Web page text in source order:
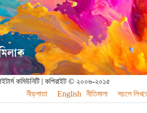
কমিউনিটি | কপিরাইট © ২০০৬-২০১৫
নীড়পাতা
English নীতিমালা সচলে